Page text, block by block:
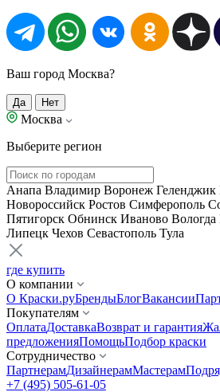
Ваш город Москва?
Да Нет
Москва
Выберите регион
Анапа Владимир Воронеж Геленджик
Новороссийск Ростов Симферополь
Пятигорск Обнинск Иваново Вологда
Липецк Чехов Севастополь Тула
где купить
О компании
О Краски.руБрендыБлогВакансии
Покупателям
ОплатаДоставкаВозврат и гарантия
предложенияПомощьПодбор краски
Сотрудничество
ПартнерамДизайнерамМастерам
+7 (495) 505-61-05